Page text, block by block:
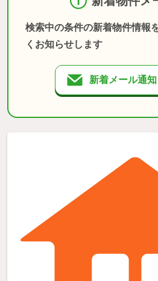
検索中の条件の新着物件情報
くお知らせします
新着メール通